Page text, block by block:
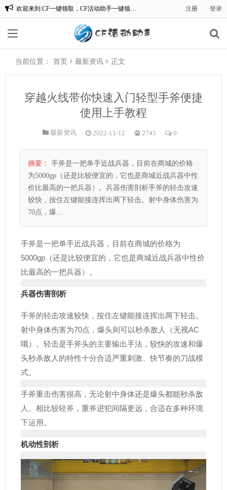
欢迎来到:CF一键领取，CF活动助手一键领取。
穿越火线活动领取助手，穿越火线礼包领取。
注册 登录
当前位置： 首页 最新资讯 正文
穿越火线带你快速入门轻型手斧便捷
使用上手教程
最新资讯 2022-11-12 2745 0
摘要：
手斧是一把单手近战兵器，目前在商城的价格
为5000gp（还是比较便宜的，它也是商城近战兵器中性
价比最高的一把兵器）。兵器伤害剖析手斧的轻击攻速
较快，按住左键能接连挥出两下轻击。射中身体伤害为
70点，爆...
手斧是一把单手近战兵器，目前在商城的价格为
5000gp（还是比较便宜的，它也是商城近战兵器中性价
比最高的一把兵器）。
兵器伤害剖析
手斧的轻击攻速较快，按住左键能接连挥出两下轻击。
射中身体伤害为70点，爆头则可以秒杀敌人（无视AC
哦）。轻击是手斧头的主要输出手法，较快的攻速和爆
头秒杀敌人的特性十分合适严重刺激、快节奏的刀战模
式。
手斧重击伤害很高，无论射中身体还是爆头都能秒杀敌
人。相比较轻斧，重斧进犯间隔更远，合适在多种环境
下运用。
机动性剖析